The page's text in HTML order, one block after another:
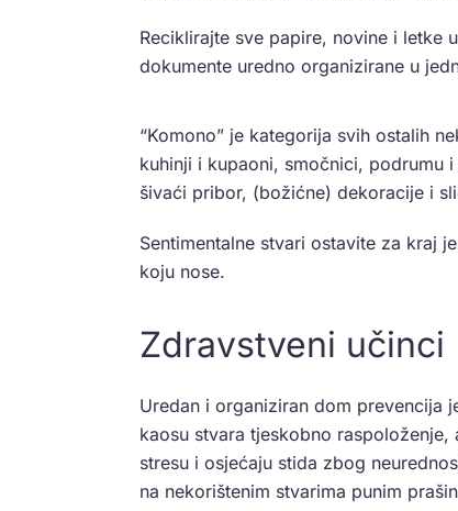
Reciklirajte sve papire, novine i letke
dokumente uredno organizirane u
“Komono” je kategorija svih ostalih
kuhinji i kupaoni, smočnici, podrumu
šivaći pribor, (božićne) dekoracije i
Sentimentalne stvari ostavite za kraj
koju nose.
Zdravstveni učinci
Uredan i organiziran dom prevencija
kaosu stvara tjeskobno
stresu i osjećaju stida zbog
na nekorištenim stvarima punim